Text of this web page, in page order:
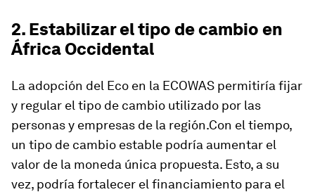
2. Estabilizar el tipo de cambio en
África Occidental
La adopción del Eco en la ECOWAS permitiría fijar
y regular el tipo de cambio utilizado por las
personas y empresas de la región.Con el tiempo,
un tipo de cambio estable podría aumentar el
valor de la moneda única propuesta. Esto, a su
vez, podría fortalecer el financiamiento para el